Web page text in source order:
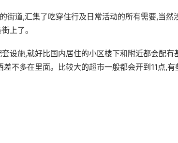
街道,汇集了吃穿住行及日常活动的所有需要,当然
上了。
设施,就好比国内居住的小区楼下和附近都会配有
不多在里面。比较大的超市一般都会开到11点,有